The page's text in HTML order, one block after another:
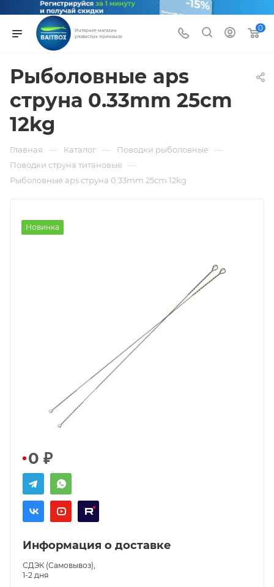
Интернет-магазин
уловистых приманок
0
Рыболовные aps
струна 0.33mm 25cm
12kg
Главная — Каталог — Поводки рыболовные —
Поводки струна титановые —
Рыболовные aps струна 0.33mm 25cm 12kg
Новинка
0 ₽
Информация о доставке
СДЭК (Самовывоз),
1-2 дня